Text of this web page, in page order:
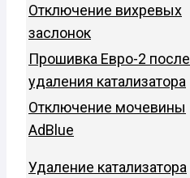
Отключение вихревых
заслонок
Прошивка Евро-2 после
удаления катализатора
Отключение мочевины
AdBlue
Удаление катализатора